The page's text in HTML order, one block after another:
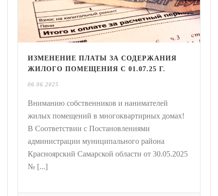
ИЗМЕНЕНИЕ ПЛАТЫ ЗА СОДЕРЖАНИЯ
ЖИЛОГО ПОМЕЩЕНИЯ С 01.07.25 Г.
06.06.2025
Вниманию собственников и нанимателей
жилых помещений в многоквартирных домах!
В Соответствии с Постановлениями
администрации муниципального района
Красноярский Самарской области от 30.05.2025
№ [...]